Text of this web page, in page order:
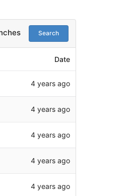
Search
Date
4 years ago
4 years ago
4 years ago
4 years ago
4 years ago